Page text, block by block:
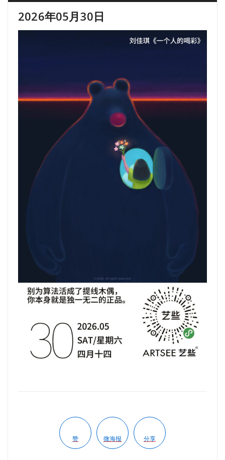
2026年05月30日
赞 微海报 分享